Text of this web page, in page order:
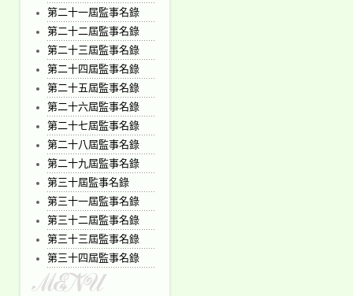
第二十一屆監事名錄
第二十二屆監事名錄
第二十三屆監事名錄
第二十四屆監事名錄
第二十五屆監事名錄
第二十六屆監事名錄
第二十七屆監事名錄
第二十八屆監事名錄
第二十九屆監事名錄
第三十屆監事名錄
第三十一屆監事名錄
第三十二屆監事名錄
第三十三屆監事名錄
第三十四屆監事名錄